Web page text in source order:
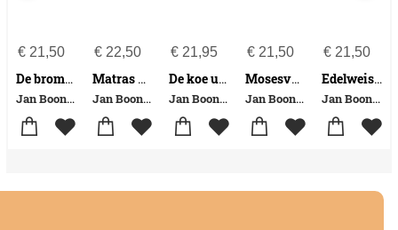
€21,50
De brommer met bami
Jan Boonstra
€22,50
Matras voor meneer
Jan Boonstra
€ 21,95
De koe uit Bangalore
Jan Boonstra
€ 21,50
Mosesvogels
Jan Boonstra
€ 21,50
Edelweis onder de vulkaan
Jan Boonstra